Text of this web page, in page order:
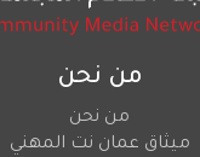
من نحن
من نحن
ميثاق عمان نت المهني